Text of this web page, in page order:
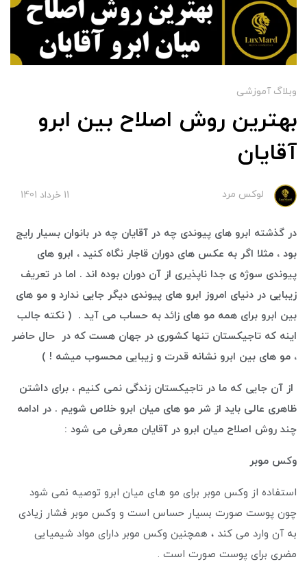
وبلاگ آموزشی
بهترین روش اصلاح بین ابرو
آقایان
لوکس مرد 11 خرداد 1401
در گذشته ابرو های پیوندی چه در آقایان چه در بانوان بسیار رایج
بود ، مثلا اگر به عکس های دوران قاجار نگاه کنید ، ابرو های
پیوندی سوژه ی جدا ناپذیری از آن دوران بوده اند . اما در تعریف
زیبایی در دنیای امروز ابرو های پیوندی دیگر جایی ندارد و مو های
بین ابرو برای همه مو های زائد به حساب می آید . ( نکته جالب
اینه که تاجیکستان تنها کشوری در جهان هست که در حال حاضر
، مو های بین ابرو نشانه قدرت و زیبایی محسوب میشه ! )
از آن جایی که ما در تاجیکستان زندگی نمی کنیم ، برای داشتن
ظاهری عالی باید از شر مو های میان ابرو خلاص شویم . در ادامه
چند روش اصلاح میان ابرو در آقایان معرفی می شود :
وکس موبر
استفاده از وکس موبر برای مو های میان ابرو توصیه نمی شود
چون پوست صورت بسیار حساس است و وکس موبر فشار زیادی
به آن وارد می کند ، همچنین وکس موبر دارای مواد شیمیایی
مضری برای پوست صورت است .